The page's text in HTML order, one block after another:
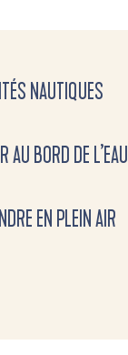
NAUTIQUES
AU BORD DE L’EAU
EN PLEIN AIR